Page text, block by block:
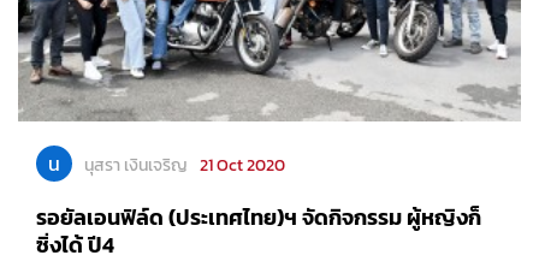
น นุสรา เงินเจริญ 21 Oct 2020
รอยัลเอนฟิล์ด (ประเทศไทย)ฯ จัดกิจกรรม ผู้หญิงก็
ซิ่งได้ ปี4